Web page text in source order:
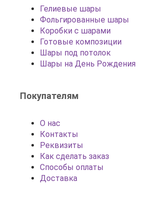
Гелиевые шары
Фольгированные шары
Коробки с шарами
Готовые композиции
Шары под потолок
Шары на День Рождения
Покупателям
О нас
Контакты
Реквизиты
Как сделать заказ
Способы оплаты
Доставка